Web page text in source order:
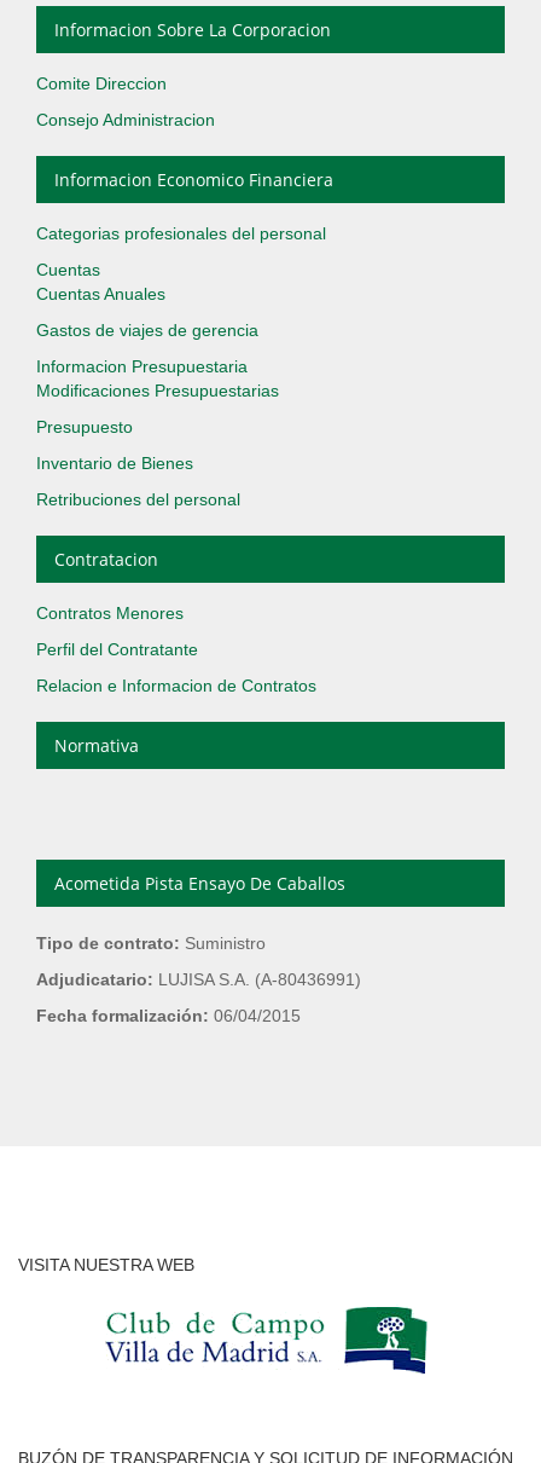
Informacion Sobre La Corporacion
Comite Direccion
Consejo Administracion
Informacion Economico Financiera
Categorias profesionales del personal
Cuentas
Cuentas Anuales
Gastos de viajes de gerencia
Informacion Presupuestaria
Modificaciones Presupuestarias
Presupuesto
Inventario de Bienes
Retribuciones del personal
Contratacion
Contratos Menores
Perfil del Contratante
Relacion e Informacion de Contratos
Normativa
Acometida Pista Ensayo De Caballos
Tipo de contrato: Suministro
Adjudicatario: LUJISA S.A. (A-80436991)
Fecha formalización: 06/04/2015
VISITA NUESTRA WEB
BUZÓN DE TRANSPARENCIA Y SOLICITUD DE INFORMACIÓN